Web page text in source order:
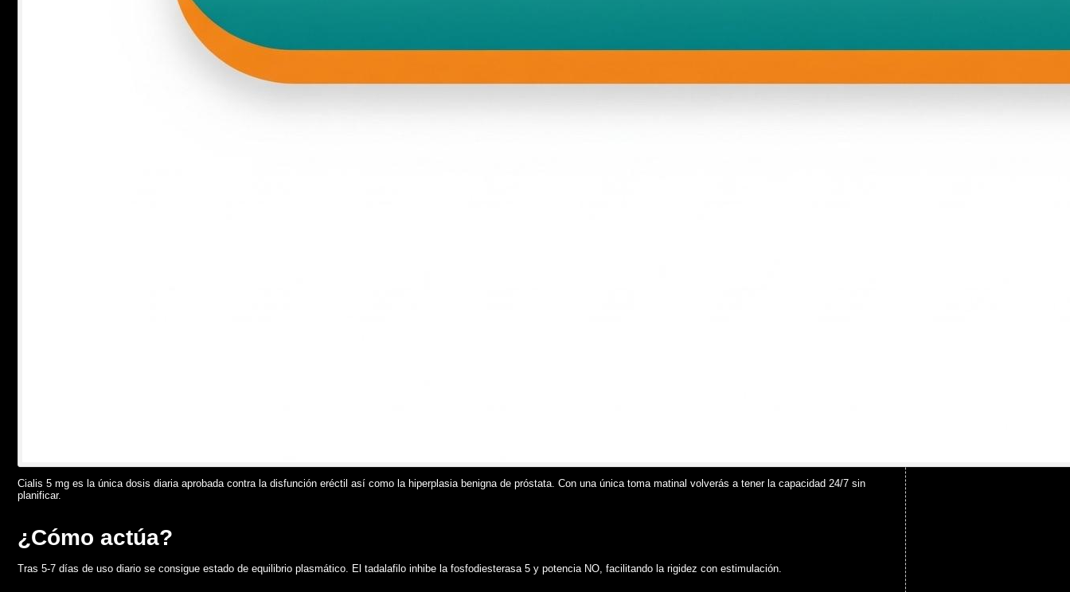
Cialis 5 mg es la única dosis diaria aprobada contra la disfunción eréctil así como la hiperplasia benigna de próstata. Con una única toma matinal volverás a tener la capacidad 24/7 sin
planificar.
¿Cómo actúa?
Tras 5-7 días de uso diario se consigue estado de equilibrio plasmático. El tadalafilo inhibe la fosfodiesterasa 5 y potencia NO, facilitando la rigidez con estimulación.